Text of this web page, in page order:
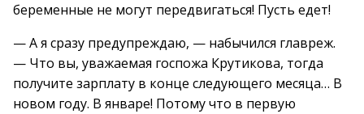
беременные не могут передвигаться! Пусть едет!
— А я сразу предупреждаю, — набычился главреж.
— Что вы, уважаемая госпожа Крутикова, тогда
получите зарплату в конце следующего месяца… В
новом году. В январе! Потому что в первую